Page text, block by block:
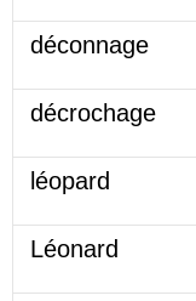
déconnage
décrochage
léopard
Léonard